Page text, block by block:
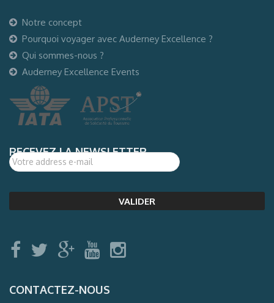
Notre concept
Pourquoi voyager avec Auderney Excellence ?
Qui sommes-nous ?
Auderney Excellence Events
RECEVEZ LA NEWSLETTER
CONTACTEZ-NOUS